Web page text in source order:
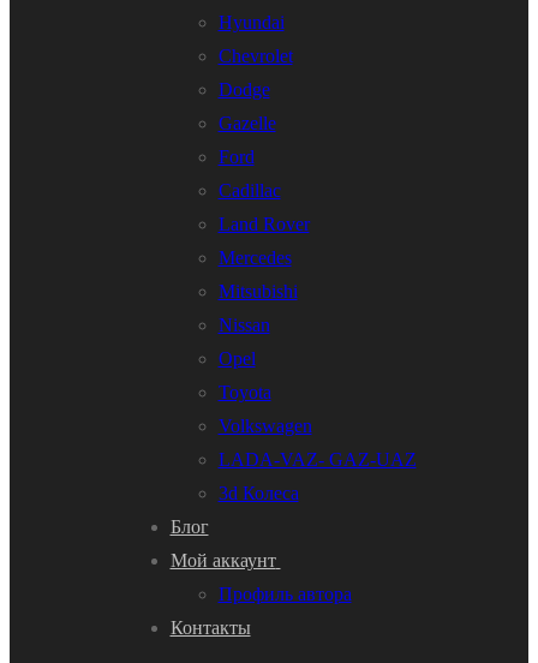
Hyundai
Chevrolet
Dodge
Gazelle
Ford
Cadillac
Land Rover
Mercedes
Mitsubishi
Nissan
Opel
Toyota
Volkswagen
LADA-VAZ- GAZ-UAZ
3d Колеса
Блог
Мой аккаунт
Профиль автора
Контакты